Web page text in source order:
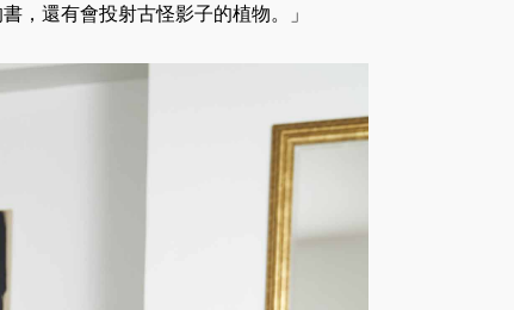
，還有會投射古怪影子的植物。」